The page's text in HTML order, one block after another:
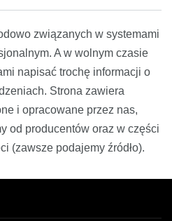
związanych w systemami
A w wolnym czasie
napisać trochę informacji o
Strona zawiera
i opracowane przez nas,
od producentów oraz w części
(zawsze podajemy źródło).